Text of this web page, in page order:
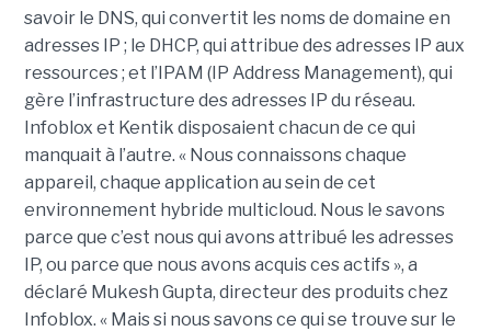
savoir le DNS, qui convertit les noms de domaine en
adresses IP ; le DHCP, qui attribue des adresses IP aux
ressources ; et l’IPAM (IP Address Management), qui
gère l’infrastructure des adresses IP du réseau.
Infoblox et Kentik disposaient chacun de ce qui
manquait à l’autre. « Nous connaissons chaque
appareil, chaque application au sein de cet
environnement hybride multicloud. Nous le savons
parce que c’est nous qui avons attribué les adresses
IP, ou parce que nous avons acquis ces actifs », a
déclaré Mukesh Gupta, directeur des produits chez
Infoblox. « Mais si nous savons ce qui se trouve sur le